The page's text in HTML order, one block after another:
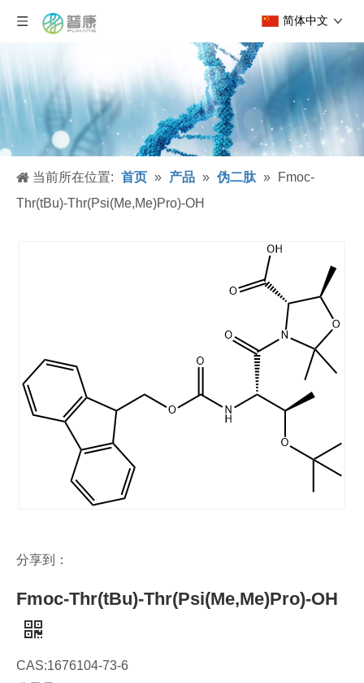
简体中文
当前所在位置: 首页 » 产品 » 伪二肽 »
Fmoc-
Thr(tBu)-Thr(Psi(Me,Me)Pro)-OH
分享到：
Fmoc-Thr(tBu)-Thr(Psi(Me,Me)Pro)-OH
CAS:1676104-73-6